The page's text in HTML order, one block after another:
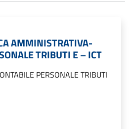
AMMINISTRATIVA-
TRIBUTI E – ICT
PERSONALE TRIBUTI